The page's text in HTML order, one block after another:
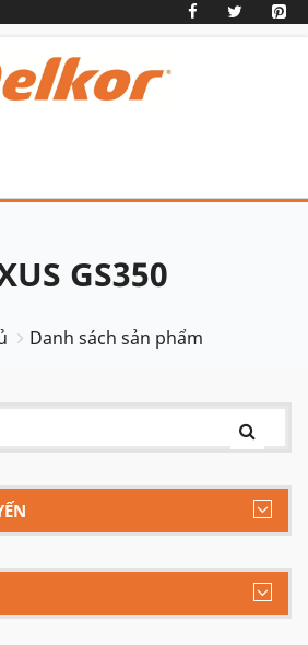
GS350
Danh sách sản phẩm